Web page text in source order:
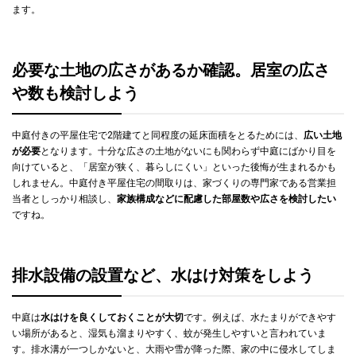
ます。
必要な土地の広さがあるか確認。居室の広さ
や数も検討しよう
中庭付きの平屋住宅で2階建てと同程度の延床面積をとるためには、 広い土地
が必要となります。十分な広さの土地がないにも関わらず中庭にばかり目を
向けていると、「居室が狭く、暮らしにくい」といった後悔が生まれるかも
しれません。中庭付き平屋住宅の間取りは、家づくりの専門家である営業担
当者としっかり相談し、 家族構成などに配慮した部屋数や広さを検討したい
ですね。
排水設備の設置など、水はけ対策をしよう
中庭は水はけを良くしておくことが大切です。例えば、水たまりができやす
い場所があると、湿気も溜まりやすく、蚊が発生しやすいと言われていま
す。排水溝が一つしかないと、大雨や雪が降った際、家の中に侵水してしま